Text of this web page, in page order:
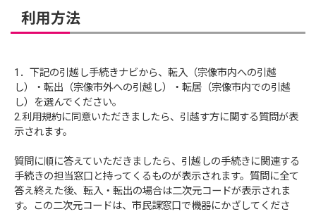
利用方法
1．下記の引越し手続きナビから、転入（宗像市内への引越
し）・転出（宗像市外への引越し）・転居（宗像市内での引越
し）を選んでください。
2.利用規約に同意いただきましたら、引越す方に関する質問が表
示されます。
質問に順に答えていただきましたら、引越しの手続きに関連する
手続きの担当窓口と持ってくるものが表示されます。質問に全て
答え終えた後、転入・転出の場合は二次元コードが表示されま
す。この二次元コードは、市民課窓口で機器にかざしてくださ